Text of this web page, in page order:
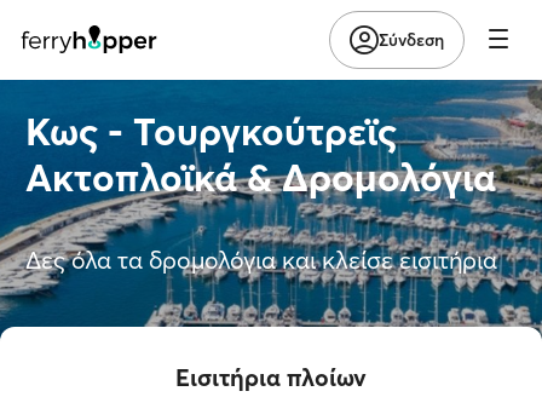
Σύνδεση
Κως - Τουργκούτρεϊς
Ακτοπλοϊκά & Δρομολόγια
Δες όλα τα δρομολόγια και κλείσε εισιτήρια
Εισιτήρια πλοίων